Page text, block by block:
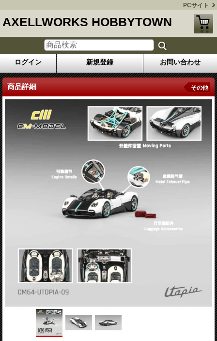
PCサイト
AXELLWORKS HOBBYTOWN
ログイン 新規登録 お問い合わせ
商品詳細 その他